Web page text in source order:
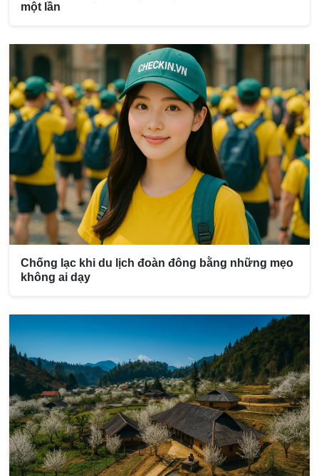
một lần
Chống lạc khi du lịch đoàn đông bằng những mẹo
không ai dạy